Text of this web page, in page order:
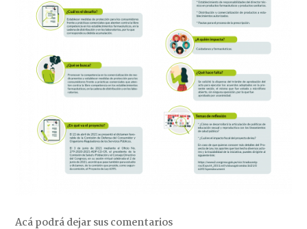
Acá podrá dejar sus comentarios